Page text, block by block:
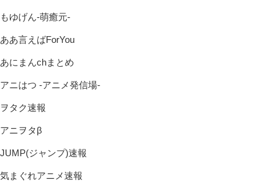
もゆげん-萌癒元-
ああ言えばForYou
あにまんchまとめ
アニはつ -アニメ発信場-
ヲタク速報
アニヲタβ
JUMP(ジャンプ)速報
気まぐれアニメ速報